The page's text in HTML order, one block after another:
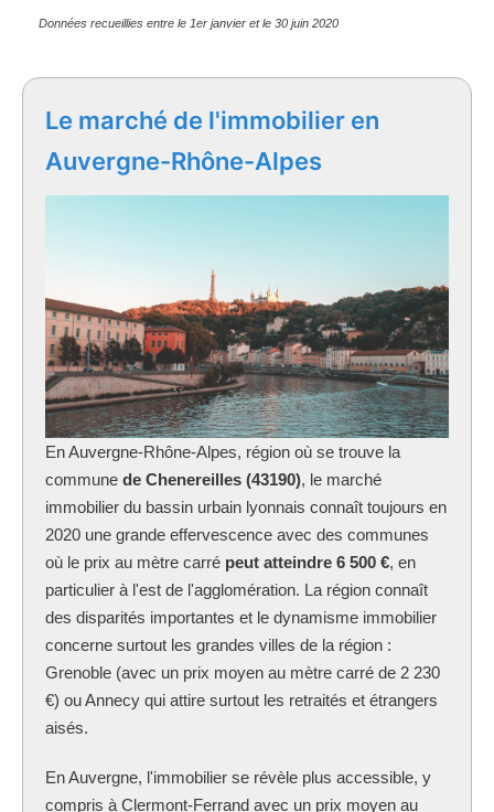
Données recueillies entre le 1er janvier et le 30 juin 2020
Le marché de l'immobilier en
Auvergne-Rhône-Alpes
En Auvergne-Rhône-Alpes, région où se trouve la
commune de Chenereilles (43190), le marché
immobilier du bassin urbain lyonnais connaît toujours en
2020 une grande effervescence avec des communes
où le prix au mètre carré peut atteindre 6 500 €, en
particulier à l'est de l'agglomération. La région connaît
des disparités importantes et le dynamisme immobilier
concerne surtout les grandes villes de la région :
Grenoble (avec un prix moyen au mètre carré de 2 230
€) ou Annecy qui attire surtout les retraités et étrangers
aisés.
En Auvergne, l'immobilier se révèle plus accessible, y
compris à Clermont-Ferrand avec un prix moyen au